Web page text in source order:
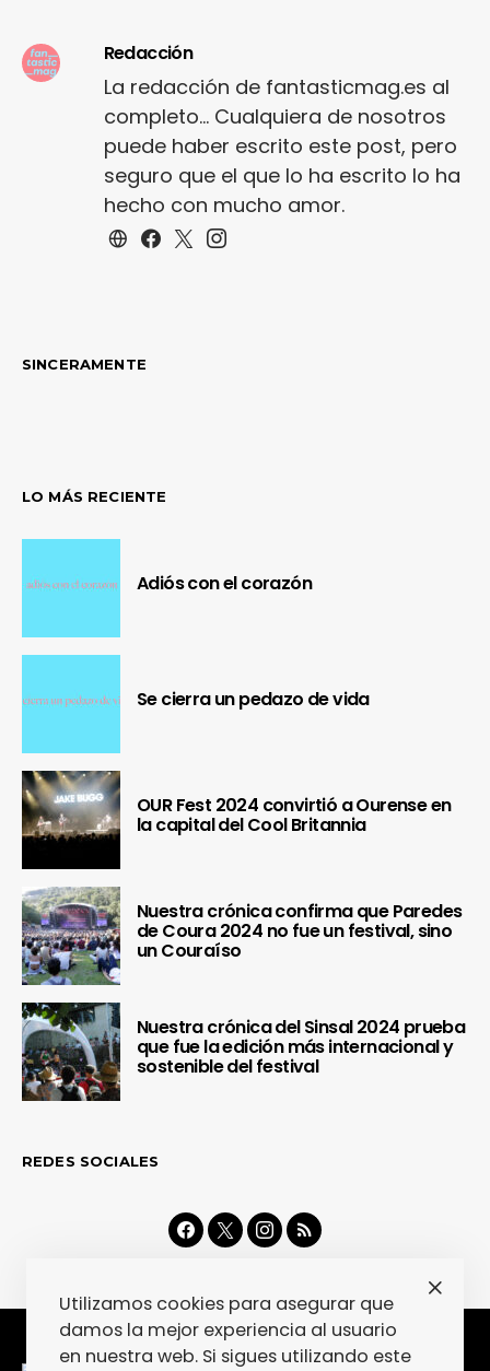
Redacción
La redacción de fantasticmag.es al
completo... Cualquiera de nosotros
puede haber escrito este post, pero
seguro que el que lo ha escrito lo ha
hecho con mucho amor.
SINCERAMENTE
LO MÁS RECIENTE
Adiós con el corazón
Se cierra un pedazo de vida
OUR Fest 2024 convirtió a Ourense en
la capital del Cool Britannia
Nuestra crónica confirma que Paredes
de Coura 2024 no fue un festival, sino
un Couraíso
Nuestra crónica del Sinsal 2024 prueba
que fue la edición más internacional y
sostenible del festival
REDES SOCIALES
Utilizamos cookies para asegurar que
damos la mejor experiencia al usuario
en nuestra web. Si sigues utilizando este